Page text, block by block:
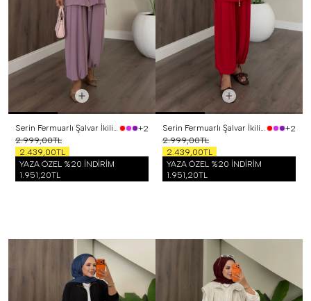
Serin Fermuarlı Şalvar İkili Takım Lila
+2
2.999,00TL
2.439,00TL
YAZA ÖZEL %20 İNDİRİM
1.951,20TL
Serin Fermuarlı Şalvar İkili Takım Kırmızı
+2
2.999,00TL
2.439,00TL
YAZA ÖZEL %20 İNDİRİM
1.951,20TL